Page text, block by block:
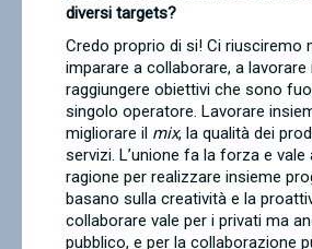
diversi targets?
Credo proprio di si! Ci riusciremo
imparare a collaborare, a lavorare
raggiungere obiettivi che sono
singolo operatore. Lavorare
migliorare il mix, la qualità dei
servizi. L’unione fa la forza e vale
ragione per realizzare insieme
basano sulla creatività e la
collaborare vale per i privati ma
pubblico, e per la collaborazione